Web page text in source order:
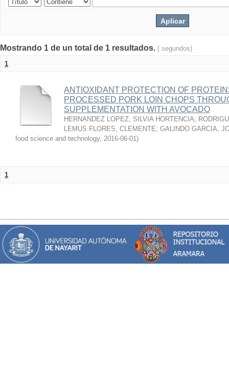
Mostrando 1 de un total de 1 resultados. ( segundos)
1
ANTIOXIDANT PROTECTION OF
PROCESSED PORK LOIN CHOPS
SUPPLEMENTATION WITH AVOCADO
HERNANDEZ LOPEZ, SILVIA HORTENCIA;
LEMUS FLORES, CLEMENTE; GALINDO GARCIA,
food science and technology, 2016-06-01)
1